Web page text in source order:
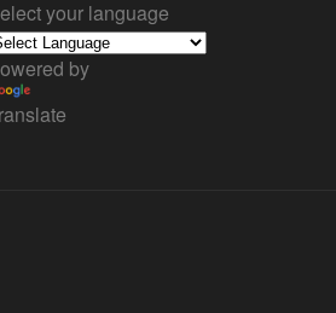
your language
by